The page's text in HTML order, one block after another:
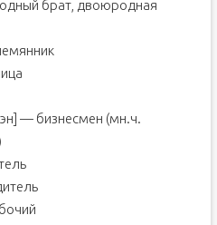
брат, двоюродная
— бизнесмен (мн.ч.